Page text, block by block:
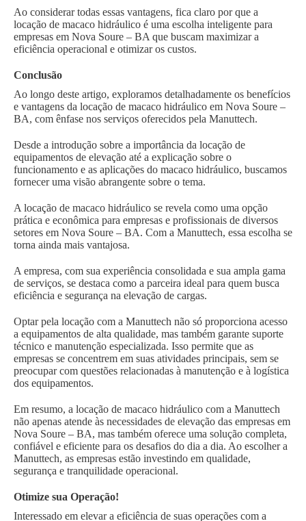
Ao considerar todas essas vantagens, fica claro por que a
locação de macaco hidráulico é uma escolha inteligente para
empresas em Nova Soure – BA que buscam maximizar a
eficiência operacional e otimizar os custos.
Conclusão
Ao longo deste artigo, exploramos detalhadamente os benefícios
e vantagens da locação de macaco hidráulico em Nova Soure –
BA, com ênfase nos serviços oferecidos pela Manuttech.
Desde a introdução sobre a importância da locação de
equipamentos de elevação até a explicação sobre o
funcionamento e as aplicações do macaco hidráulico, buscamos
fornecer uma visão abrangente sobre o tema.
A locação de macaco hidráulico se revela como uma opção
prática e econômica para empresas e profissionais de diversos
setores em Nova Soure – BA. Com a Manuttech, essa escolha se
torna ainda mais vantajosa.
A empresa, com sua experiência consolidada e sua ampla gama
de serviços, se destaca como a parceira ideal para quem busca
eficiência e segurança na elevação de cargas.
Optar pela locação com a Manuttech não só proporciona acesso
a equipamentos de alta qualidade, mas também garante suporte
técnico e manutenção especializada. Isso permite que as
empresas se concentrem em suas atividades principais, sem se
preocupar com questões relacionadas à manutenção e à logística
dos equipamentos.
Em resumo, a locação de macaco hidráulico com a Manuttech
não apenas atende às necessidades de elevação das empresas em
Nova Soure – BA, mas também oferece uma solução completa,
confiável e eficiente para os desafios do dia a dia. Ao escolher a
Manuttech, as empresas estão investindo em qualidade,
segurança e tranquilidade operacional.
Otimize sua Operação!
Interessado em elevar a eficiência de suas operações com a